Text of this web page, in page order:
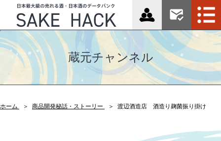
蔵元チャンネル
ホーム 商品開発秘話・ストーリー 渡辺酒造店 酒造り麹菌振り掛け